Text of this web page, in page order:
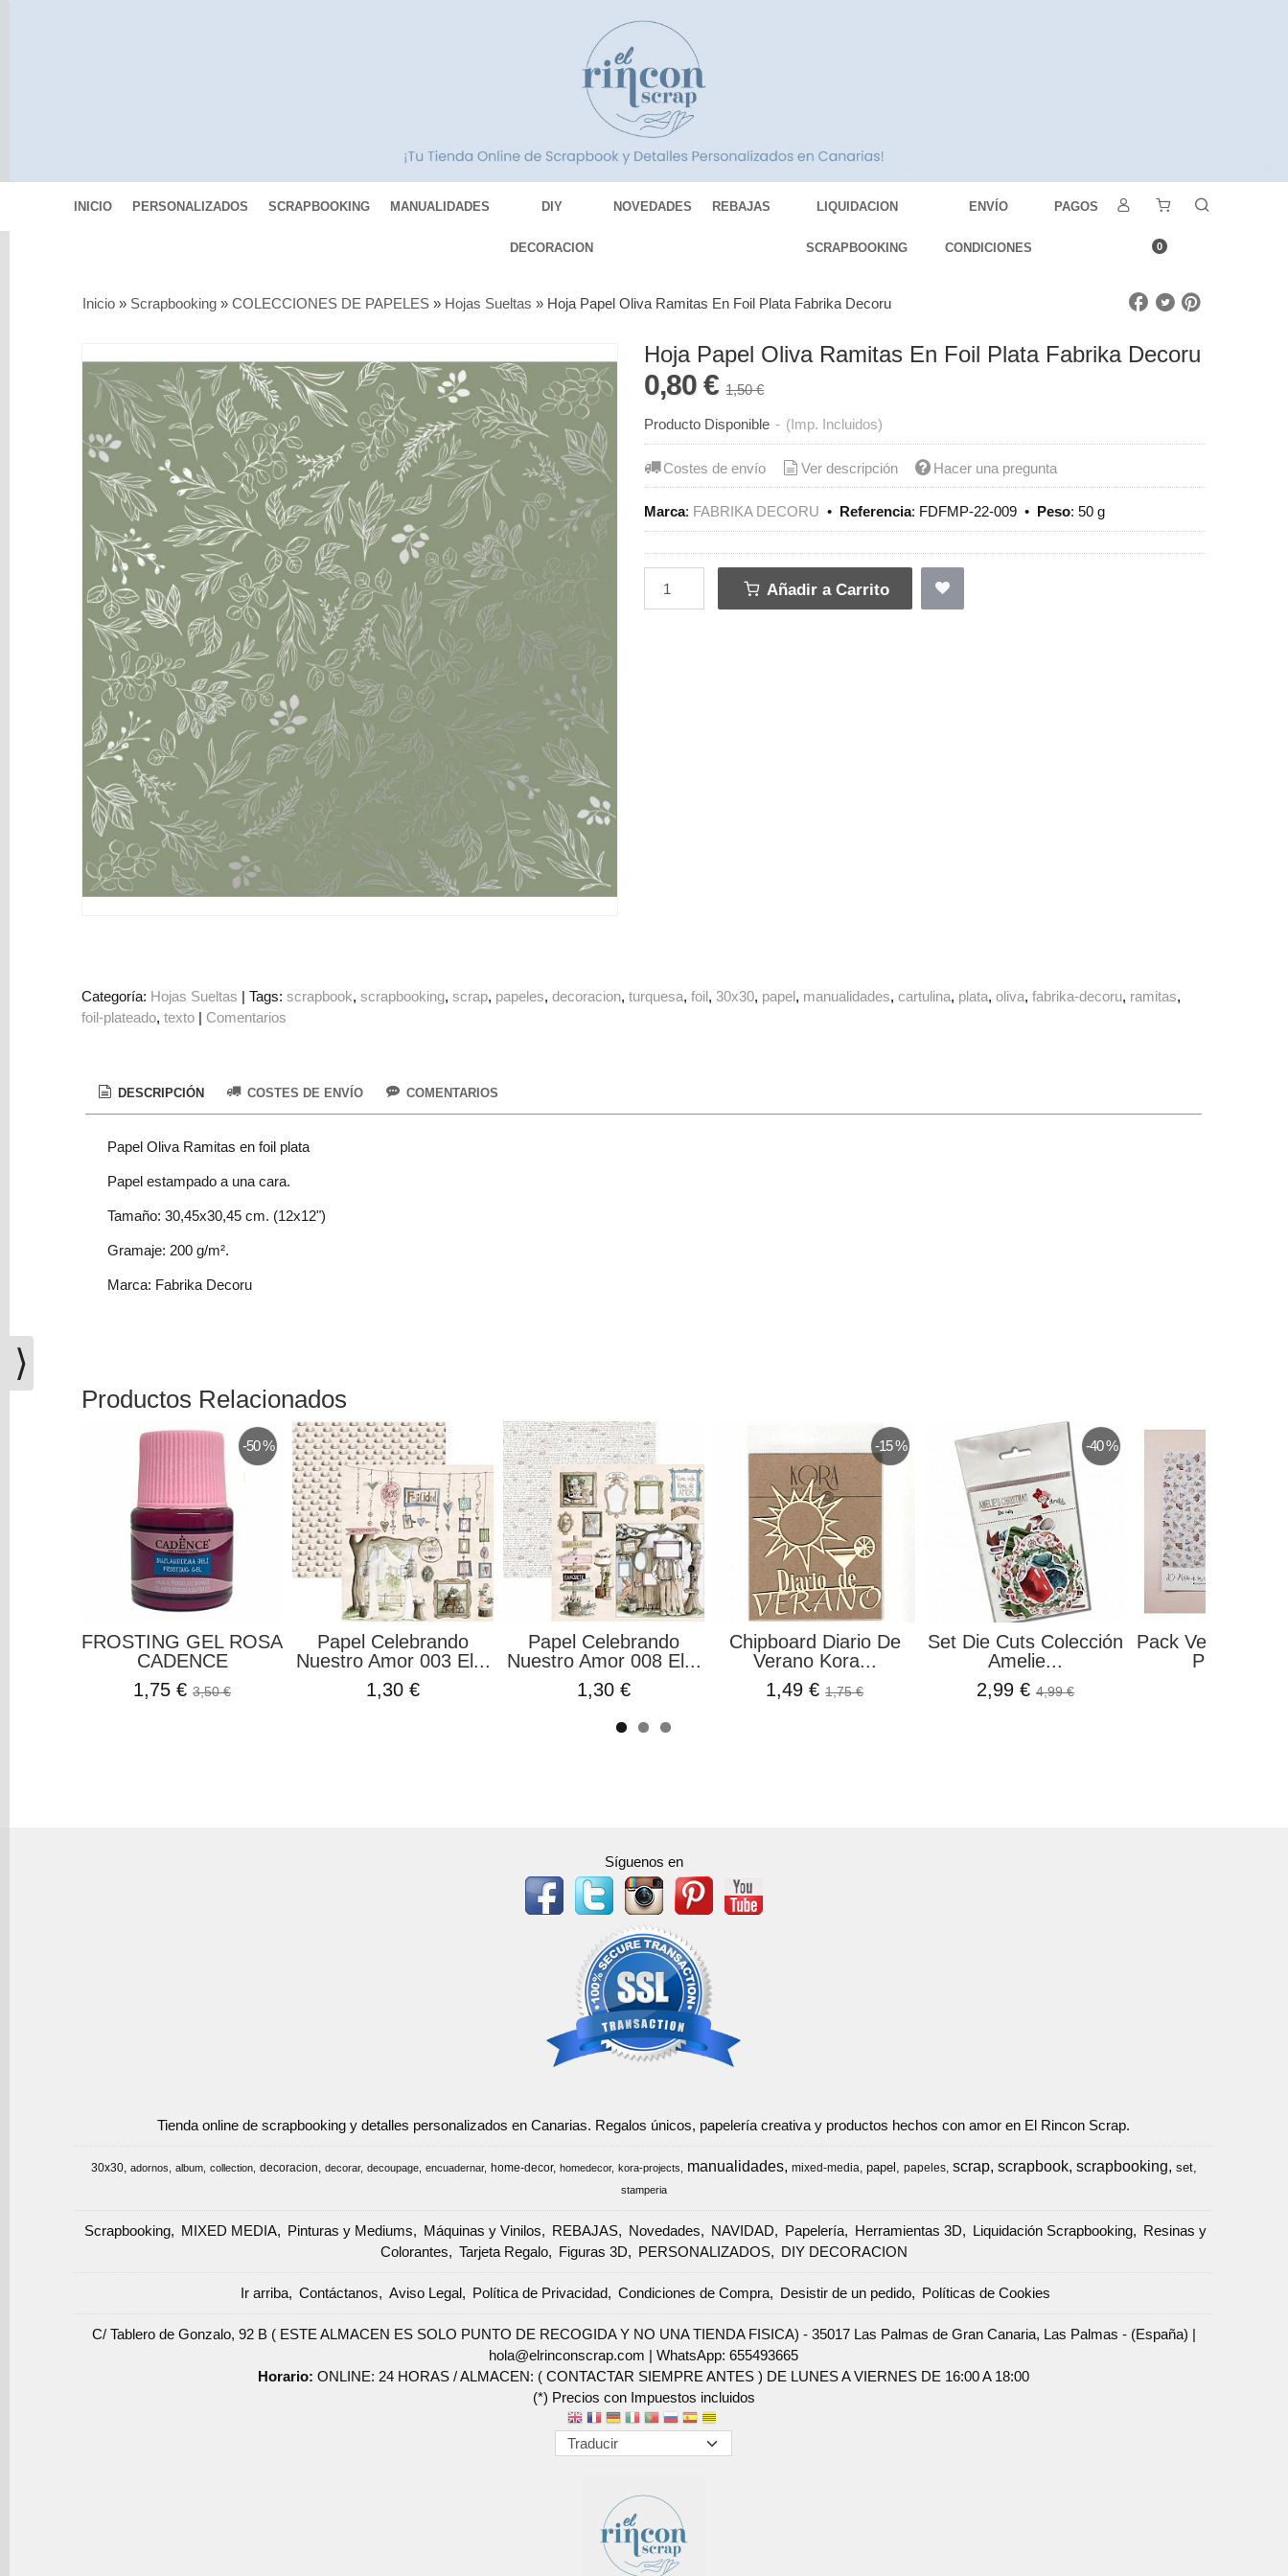
INICIO PERSONALIZADOS SCRAPBOOKING MANUALIDADES DIY
DECORACION
NOVEDADES REBAJAS LIQUIDACION
SCRAPBOOKING
ENVÍO
CONDICIONES
PAGOS
0
MEDIA
Pinturas
Mediums
Máquinas
Vinilos
REBAJAS
Novedades
NAVIDAD
Papelería
Herramientas
Liquidación
Scrapbooking
Resinas
Colorantes
Tarjeta
PERSONALIZADOS
Carrito
compra
Sociales
Instagram
Facebook
Inicio » Scrapbooking »COLECCIONES DE PAPELES » Hojas Sueltas » Hoja Papel Oliva Ramitas En Foil Plata Fabrika Decoru
Hoja Papel Oliva Ramitas En Foil Plata Fabrika Decoru
0,80 €1,50 €
Producto Disponible - (Imp. Incluidos)
Costes de envío Ver descripción Hacer una pregunta
Marca: FABRIKA DECORU • Referencia: FDFMP-22-009 • Peso:50 g
Añadir a Carrito
Categoría: Hojas Sueltas |Tags:scrapbook scrapbooking scrap papeles decoracion turquesa foil 30x30 papel manualidades cartulina plata oliva fabrika-decoru ramitas
foil-plateado texto | Comentarios
DESCRIPCIÓN COSTES DE ENVÍO COMENTARIOS
Papel Oliva Ramitas en foil plata
Papel estampado a una cara.
Tamaño: 30,45x30,45 cm. (12x12")
Gramaje: 200 g/m².
Marca: Fabrika Decoru
Productos Relacionados
-50 %
FROSTING GEL ROSA
CADENCE
1,75 €3,50 €
Papel Celebrando
Nuestro Amor 003 El...
1,30 €
Papel Celebrando
Nuestro Amor 008 El...
1,30 €
-15 %
Chipboard Diario De
Verano Kora...
1,49 €1,75 €
-40 %
Set Die Cuts Colección
Amelie...
2,99 €4,99 €
Pack Vellum Un
Picnic El...
Síguenos en
Tienda online de scrapbooking y detalles personalizados en Canarias. Regalos únicos, papelería creativa y productos hechos con amor en El Rincon Scrap.
30x30 adornos album collection decoracion decorar decoupage encuadernar home-decor homedecor kora-projects manualidades mixed-media papel papeles scrap scrapbook scrapbooking set
stamperia
Scrapbooking MIXED MEDIA Pinturas y Mediums Máquinas y Vinilos REBAJAS Novedades NAVIDAD Papelería Herramientas 3D Liquidación Scrapbooking
Resinas y
Colorantes
Tarjeta Regalo Figuras 3D PERSONALIZADOS DIY DECORACION
Ir arriba Contáctanos Aviso Legal Política de Privacidad Condiciones de Compra Desistir de un pedido Políticas de Cookies
C/ Tablero de Gonzalo, 92 B ( ESTE ALMACEN ES SOLO PUNTO DE RECOGIDA Y NO UNA TIENDA FISICA) - 35017 Las Palmas de Gran Canaria, Las Palmas - (España) |
hola@elrinconscrap.com |WhatsApp: 655493665
Horario:ONLINE: 24 HORAS / ALMACEN: ( CONTACTAR SIEMPRE ANTES ) DE LUNES A VIERNES DE 16:00 A 18:00
(*) Precios con Impuestos incluidos
⟩